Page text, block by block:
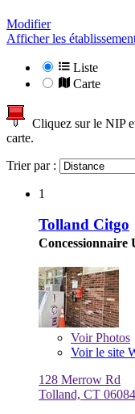
Modifier
Afficher les
Liste
Carte
Cliquez sur le NIP
carte.
Trier par :
1
Tolland Citgo
Concessionnaire
VoirPhotos
Voir le site
128 Merrow Rd
Tolland, CT 06084